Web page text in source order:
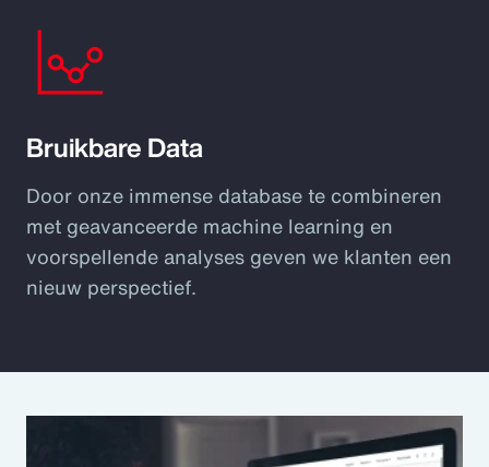
Bruikbare Data
Door onze immense database te combineren
met geavanceerde machine learning en
voorspellende analyses geven we klanten een
nieuw perspectief.